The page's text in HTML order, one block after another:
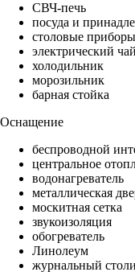
СВЧ-печь
посуда и
столовые приборы
электрический
холодильник
морозильник
барная стойка
Оснащение
беспроводной
центральное
водонагреватель
металлическая
москитная сетка
звукоизоляция
обогреватель
Линолеум
журнальный